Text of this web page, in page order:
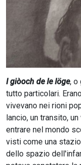
I giòoch de le löge, o
tutto particolari.
vivevano nei rioni
lancio, un transito,
entrare nel mondo
visti come una
dello spazio